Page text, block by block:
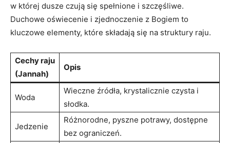
w której dusze czują się spełnione i szczęśliwe.
⁢Duchowe oświecenie i zjednoczenie z Bogiem to
kluczowe elementy, które‌ składają się na struktury ​raju.
Cechy‌ raju
(Jannah)
Opis
Woda
Wieczne źródła, krystalicznie ‌czysta i
słodka.
Jedzenie
Różnorodne, pyszne potrawy, dostępne
bez ograniczeń.